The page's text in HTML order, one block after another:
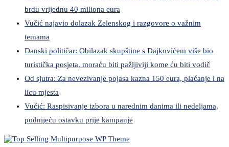
brdu vrijednu 40 miliona eura
Vučić najavio dolazak Zelenskog i razgovore o važnim
temama
Danski političar: Obilazak skupštine s Dajkovićem više bio
turistička posjeta, moraću biti pažljiviji kome ću biti vodič
Od sjutra: Za nevezivanje pojasa kazna 150 eura, plaćanje i na
licu mjesta
Vučić: Raspisivanje izbora u narednim danima ili nedeljama,
podnijeću ostavku prije kampanje